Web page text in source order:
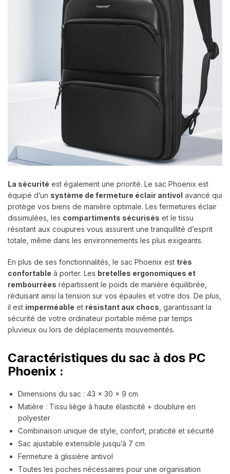
La sécurité est également une priorité. Le sac Phoenix est
équipé d’un système de fermeture éclair antivol avancé qui
protège vos biens de manière optimale. Les fermetures éclair
dissimulées, les compartiments sécurisés et le tissu
résistant aux coupures vous assurent une tranquillité d’esprit
totale, même dans les environnements les plus exigeants.
En plus de ses fonctionnalités, le sac Phoenix est très
confortable à porter. Les bretelles ergonomiques et
rembourrées répartissent le poids de manière équilibrée,
réduisant ainsi la tension sur vos épaules et votre dos. De plus,
il est imperméable et résistant aux chocs , garantissant la
sécurité de votre ordinateur portable même par temps
pluvieux ou lors de déplacements mouvementés.
Caractéristiques du sac à dos PC
Phoenix :
Dimensions du sac : 43 x 30 x 9 cm
Matière : Tissu liège à haute élasticité + doublure en
polyester
Combinaison unique de style, confort, praticité et sécurité
Sac ajustable extensible jusqu’à 7 cm
Fermeture à glissière antivol
Toutes les poches nécessaires pour une organisation